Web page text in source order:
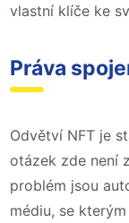
vlastní klíče ke
Práva
Odvětví NFT je
otázek zde není
problém jsou
médiu, se